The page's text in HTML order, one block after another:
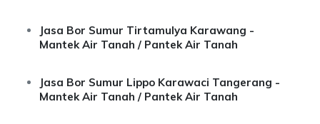
Jasa Bor Sumur Tirtamulya Karawang -
Mantek Air Tanah / Pantek Air Tanah
Jasa Bor Sumur Lippo Karawaci Tangerang -
Mantek Air Tanah / Pantek Air Tanah